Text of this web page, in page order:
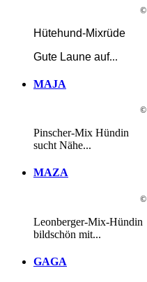
©
Hütehund-Mixrüde
Gute Laune auf...
MAJA
©
Pinscher-Mix Hündin
sucht Nähe...
MAZA
©
Leonberger-Mix-Hündin
bildschön mit...
GAGA